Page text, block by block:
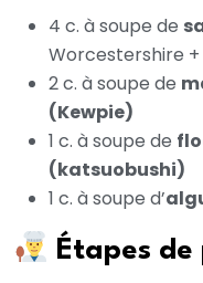
4 c. à soupe de
Worcestershire
2 c. à soupe de
(Kewpie)
1 c. à soupe de
(katsuobushi)
1 c. à soupe d’
Étapes